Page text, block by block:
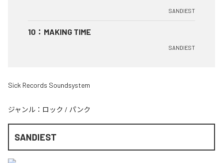
SANDIEST
10 ： MAKING TIME
SANDIEST
Sick Records Soundsystem
ジャンル： ロック / パンク
SANDIEST